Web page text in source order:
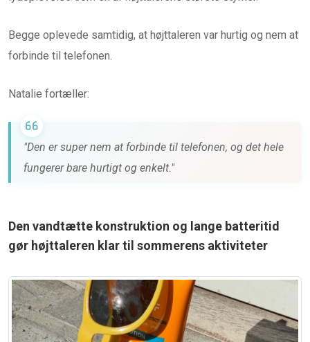
Begge oplevede samtidig, at højttaleren var hurtig og nem at
forbinde til telefonen.
Natalie fortæller:
"Den er super nem at forbinde til telefonen, og det hele
fungerer bare hurtigt og enkelt."
Den vandtætte konstruktion og lange batteritid
gør højttaleren klar til sommerens aktiviteter